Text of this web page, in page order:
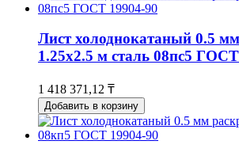
Лист холоднокатаный 0.5
1.25х2.5 м сталь 08пс5
1 418 371,12 ₸
Добавить в корзину